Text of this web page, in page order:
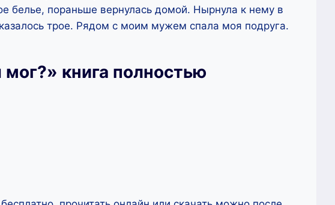
белье, пораньше вернулась домой. Нырнула к нему в
трое. Рядом с моим мужем спала моя подруга.
книга полностью